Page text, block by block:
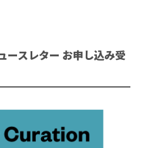
ースレター お申し込み受